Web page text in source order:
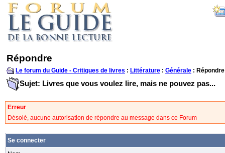
Répondre
Le forum du Guide - Critiques de livres : Littérature : Générale : Répondre
Sujet: Livres que vous voulez lire, mais ne pouvez pas...
Erreur
Désolé, aucune autorisation de répondre au message dans ce Forum
Se connecter